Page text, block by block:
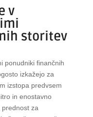
v
storitev
ponudniki finančnih
izkažejo za
izstopa predvsem
in enostavno
za